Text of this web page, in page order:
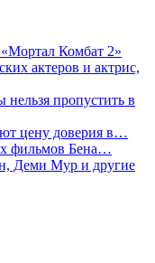
Комбат 2»
актеров и актрис,
пропустить в
цену доверия в…
фильмов Бена…
Деми Мур и другие